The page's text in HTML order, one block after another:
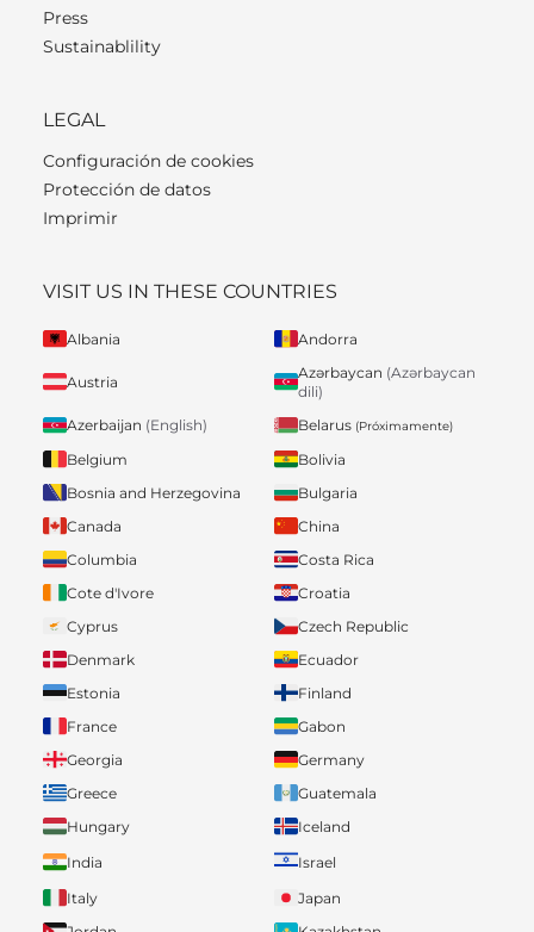
Press
Sustainablility
LEGAL
Configuración de cookies
Protección de datos
Imprimir
VISIT US IN THESE COUNTRIES
Albania Andorra
Austria
Azərbaycan (Azərbaycan
dili)
Azerbaijan (English) Belarus (Próximamente)
Belgium
Bolivia
Bosnia and Herzegovina
Bulgaria
Canada
China
Columbia
Costa Rica
Cote d'Ivore
Croatia
Cyprus
Czech Republic
Denmark
Ecuador
Estonia
Finland
France
Gabon
Georgia
Germany
Greece
Guatemala
Hungary
Iceland
India
Israel
Italy
Japan